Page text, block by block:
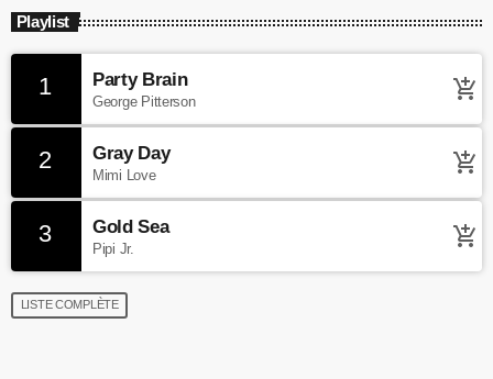
Playlist
1 Party Brain
George Pitterson add_shopping_cart
2 Gray Day
Mimi Love add_shopping_cart
3 Gold Sea
Pipi Jr. add_shopping_cart
LISTE COMPLÈTE